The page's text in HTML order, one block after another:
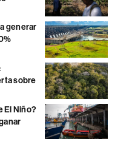
generar
sobre
El Niño?